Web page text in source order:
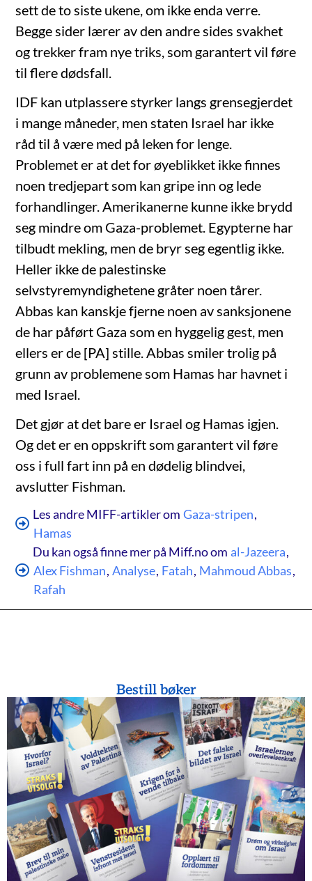
sett de to siste ukene, om ikke enda verre.
Begge sider lærer av den andre sides svakhet
og trekker fram nye triks, som garantert vil føre
til flere dødsfall.
IDF kan utplassere styrker langs grensegjerdet
i mange måneder, men staten Israel har ikke
råd til å være med på leken for lenge.
Problemet er at det for øyeblikket ikke finnes
noen tredjepart som kan gripe inn og lede
forhandlinger. Amerikanerne kunne ikke brydd
seg mindre om Gaza-problemet. Egypterne har
tilbudt mekling, men de bryr seg egentlig ikke.
Heller ikke de palestinske
selvstyremyndighetene gråter noen tårer.
Abbas kan kanskje fjerne noen av sanksjonene
de har påført Gaza som en hyggelig gest, men
ellers er de [PA] stille. Abbas smiler trolig på
grunn av problemene som Hamas har havnet i
med Israel.
Det gjør at det bare er Israel og Hamas igjen.
Og det er en oppskrift som garantert vil føre
oss i full fart inn på en dødelig blindvei,
avslutter Fishman.
Les andre MIFF-artikler om Gaza-stripen,
Hamas
Du kan også finne mer på Miff.no om al-Jazeera,
Alex Fishman, Analyse, Fatah, Mahmoud Abbas,
Rafah
Bestill bøker